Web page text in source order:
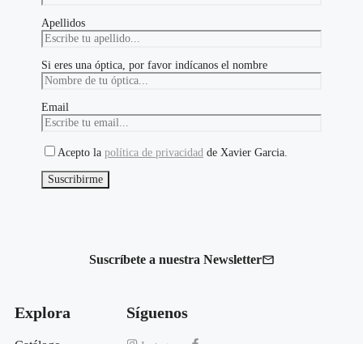
Apellidos
Si eres una óptica, por favor indícanos el nombre
Email
Acepto la política de privacidad de Xavier Garcia.
Suscríbete a nuestra Newsletter
Explora Síguenos